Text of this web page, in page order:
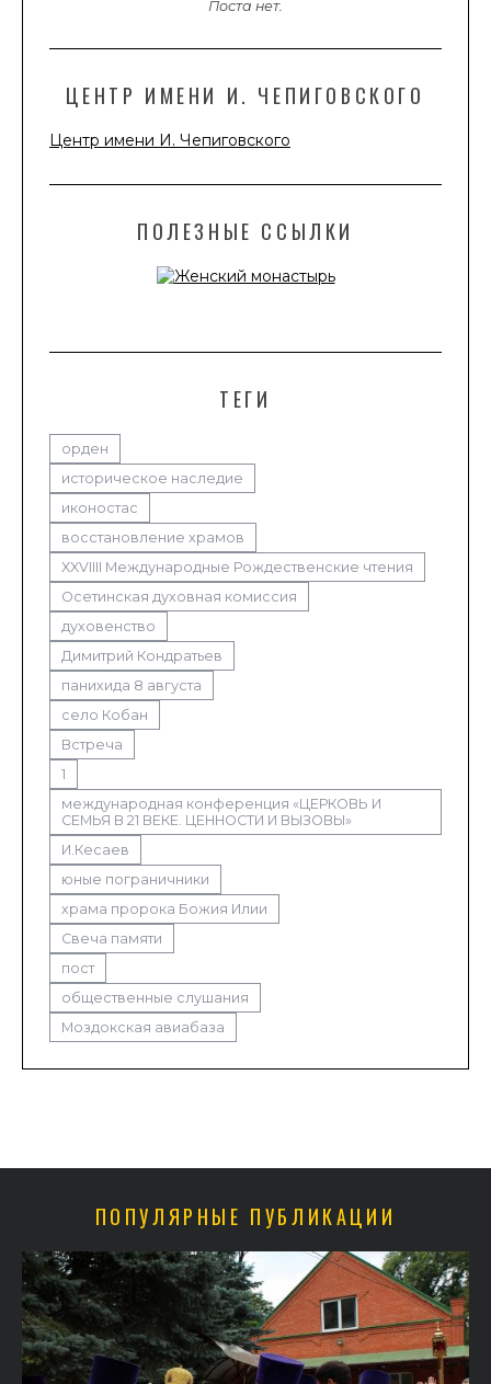
Поста нет.
ЦЕНТР ИМЕНИ И. ЧЕПИГОВСКОГО
Центр имени И. Чепиговского
ПОЛЕЗНЫЕ ССЫЛКИ
ТЕГИ
орден
историческое наследие
иконостас
восстановление храмов
XXVIIII Международные Рождественские чтения
Осетинская духовная комиссия
духовенство
Димитрий Кондратьев
панихида 8 августа
село Кобан
Встреча
1
международная конференция «ЦЕРКОВЬ И
СЕМЬЯ В 21 ВЕКЕ. ЦЕННОСТИ И ВЫЗОВЫ»
И.Кесаев
юные пограничники
храма пророка Божия Илии
Свеча памяти
пост
общественные слушания
Моздокская авиабаза
ПОПУЛЯРНЫЕ ПУБЛИКАЦИИ